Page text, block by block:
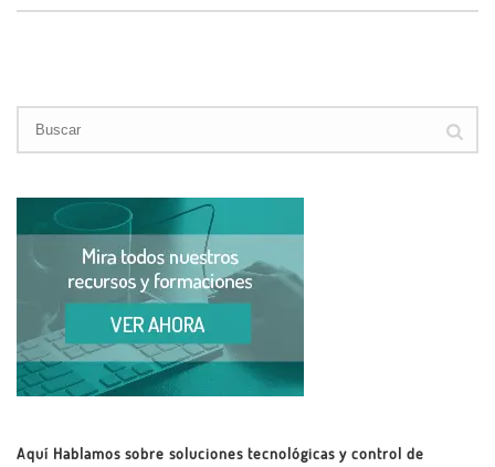
Aquí Hablamos sobre soluciones tecnológicas y control de